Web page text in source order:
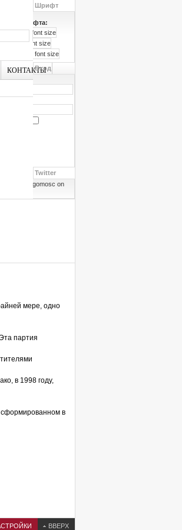
Шрифт
шрифта:
Вход
Twitter
Follow angomosc on
КОНТАКТЫ
мере, одно
партия
в 1998 году,
сформированном в
ВВЕРХ